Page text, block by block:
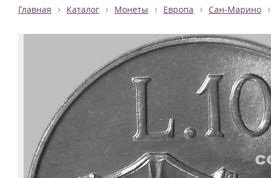
Главная › Каталог › Монеты › Европа › Сан-Марино ›